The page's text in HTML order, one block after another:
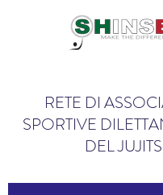
RETE DI
SPORTIVE
DEL